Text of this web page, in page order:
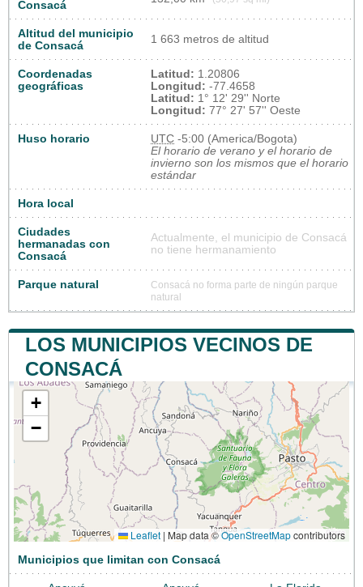
Consacá
Altitud del municipio
de Consacá
1 663 metros de altitud
Coordenadas
geográficas
Latitud: 1.20806
Longitud: -77.4658
Latitud: 1° 12' 29'' Norte
Longitud: 77° 27' 57'' Oeste
Huso horario UTC -5:00 (America/Bogota)
El horario de verano y el horario de
invierno son los mismos que el horario
estándar
Hora local
Ciudades
hermanadas con
Consacá
Actualmente, el municipio de Consacá
no tiene hermanamiento
Parque natural
Consacá no forma parte de ningún parque
natural
LOS MUNICIPIOS VECINOS DE
CONSACÁ
+
−
Leaflet | Map data ©OpenStreetMapcontributors
Municipios que limitan con Consacá